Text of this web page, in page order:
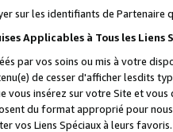
sur les identifiants de Partenaire
Applicables à Tous les Liens
par vos soins ou mis à votre
de cesser d'afficher lesdits
vous insérez sur votre Site et
du format approprié pour
vos Liens Spéciaux à leurs